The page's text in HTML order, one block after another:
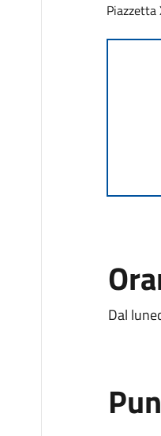
Piazzetta
Dal